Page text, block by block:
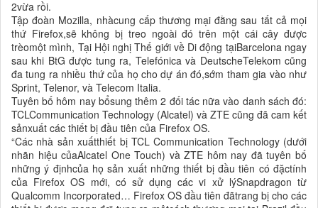
2vừa rồi.
Tập đoàn Mozilla, nhàcung cấp thương mại đằng sau tất cả mọi
thứ Firefox,sẽ không bị treo ngoài đó trên một cái cây được
trèomột mình, Tại Hội nghị Thế giới về Di động tạiBarcelona ngay
sau khi BtG được tung ra, Telefónica và DeutscheTelekom cũng
đa tung ra nhiều thứ của họ cho dự án đó,sớm tham gia vào như
Sprint, Telenor, và Telecom Italia.
Tuyên bố hôm nay bổsung thêm 2 đối tác nữa vào danh sách đó:
TCLCommunication Technology (Alcatel) và ZTE cũng đã cam kết
sảnxuất các thiết bị đầu tiên của Firefox OS.
“Các nhà sản xuấtthiết bị TCL Communication Technology (dưới
nhãn hiệu củaAlcatel One Touch) và ZTE hôm nay đã tuyên bố
những ý địnhcủa họ sản xuất những thiết bị đầu tiên có đặctính
của Firefox OS mới, có sử dụng các vi xử lýSnapdragon từ
Qualcomm Incorporated… Firefox OS đầu tiên đãtrang bị cho các